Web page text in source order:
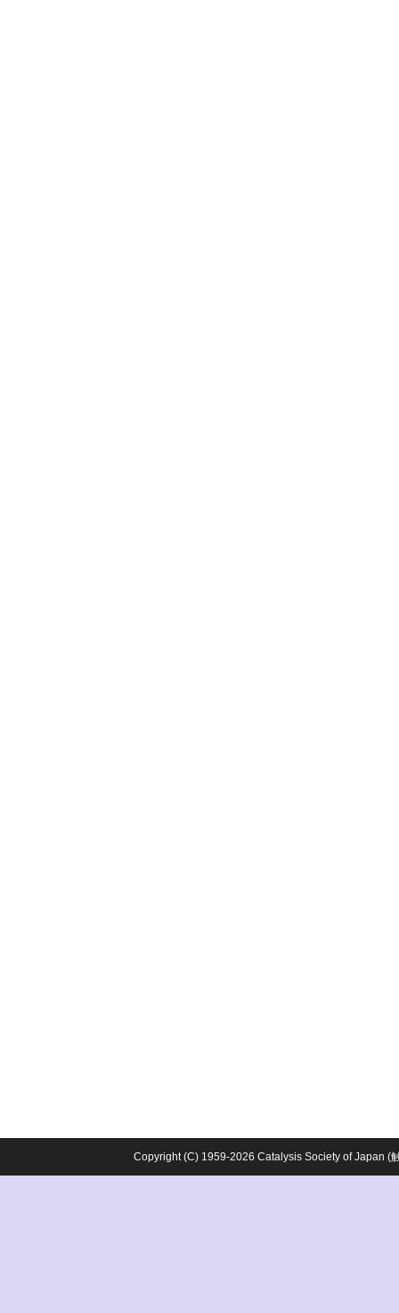
Copyright (C) 1959-2026 Catalysis Society of Japan (